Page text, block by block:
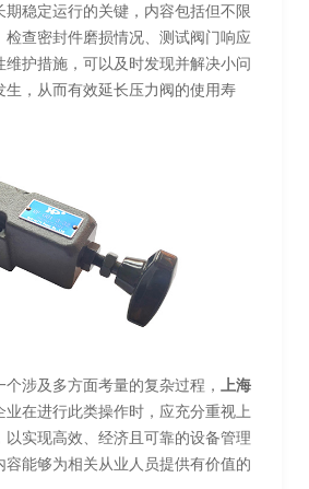
期稳定运行的关键，内容包括但不限
检查密封件磨损情况、测试阀门响应
维护措施，可以及时发现并解决小问
生，从而有效延长压力阀的使用寿
涉及多方面考量的复杂过程，
上海
业在进行此类操作时，应充分重视上
以实现高效、经济且可靠的设备管理
容能够为相关从业人员提供有价值的